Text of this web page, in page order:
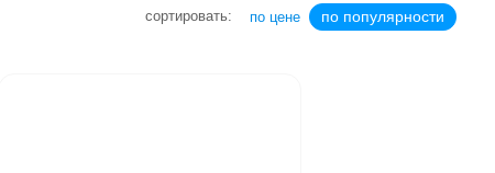
сортировать: по цене по популярности